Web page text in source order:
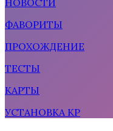
НОВОСТИ
ФАВОРИТЫ
ПРОХОЖДЕНИЕ
ТЕСТЫ
КАРТЫ
УСТАНОВКА КР